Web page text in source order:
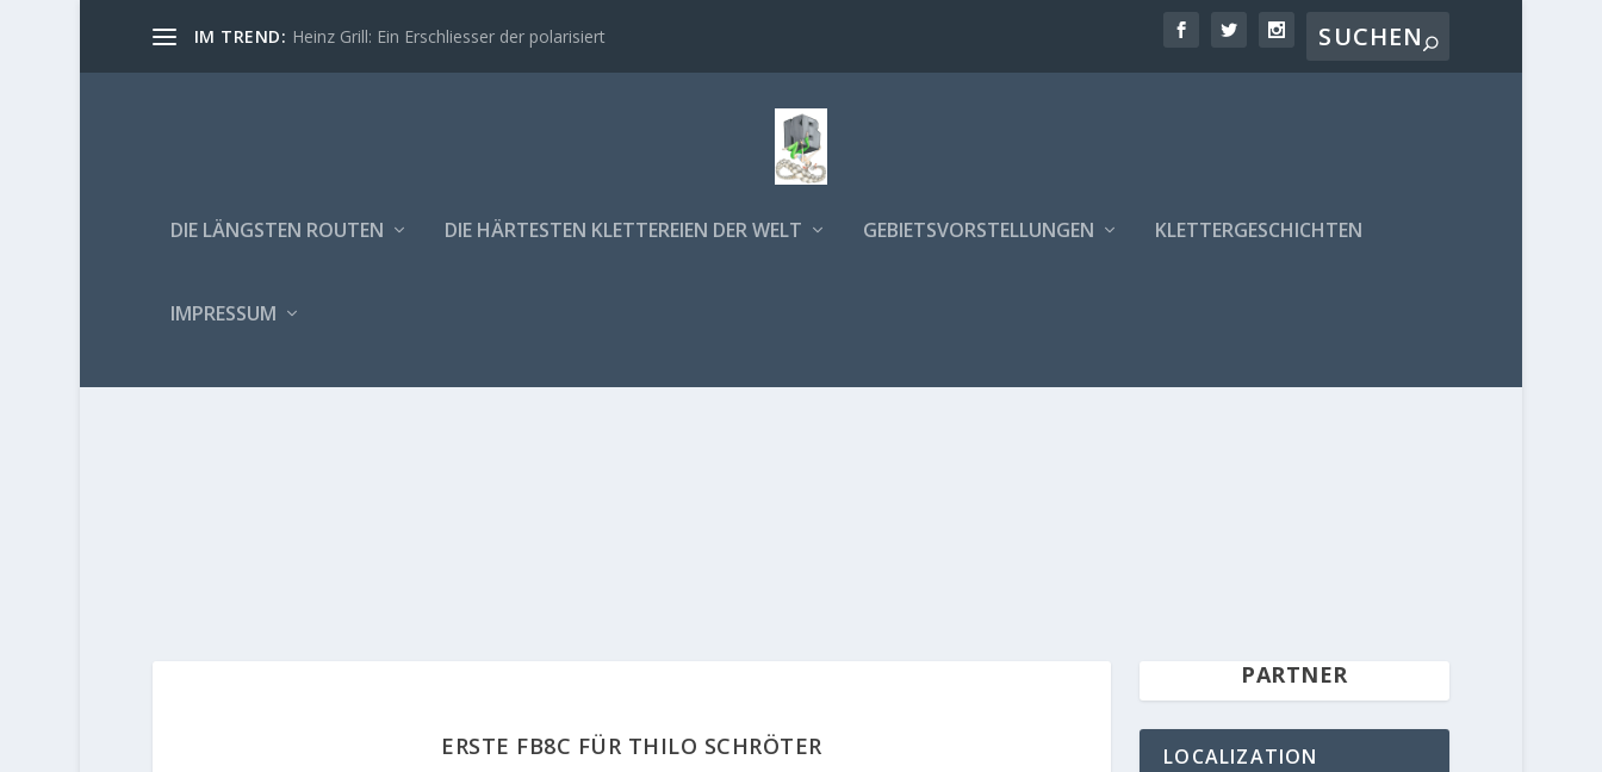
IM TREND: Heinz Grill: Ein Erschliesser der polarisiert
DIE LÄNGSTEN ROUTEN DIE HÄRTESTEN KLETTEREIEN DER WELT GEBIETSVORSTELLUNGEN KLETTERGESCHICHTEN
IMPRESSUM
ERSTE FB8C FÜR THILO SCHRÖTER
PARTNER
LOCALIZATION